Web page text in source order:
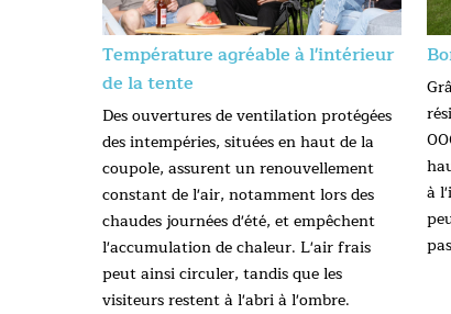
Température agréable à l'intérieur
de la tente
Des ouvertures de ventilation protégées
des intempéries, situées en haut de la
coupole, assurent un renouvellement
constant de l'air, notamment lors des
chaudes journées d'été, et empêchent
l'accumulation de chaleur. L'air frais
peut ainsi circuler, tandis que les
visiteurs restent à l'abri à l'ombre.
à